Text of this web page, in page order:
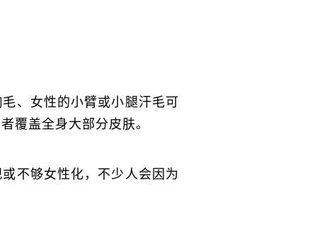
、女性的小臂或小腿汗毛可
覆盖全身大部分皮肤。
不够女性化，不少人会因为